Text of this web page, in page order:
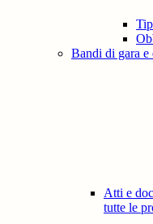
Bandi di gara e
Atti e
tutte le